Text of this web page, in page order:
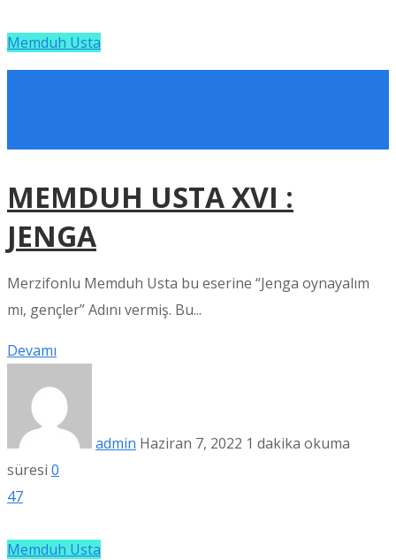
Memduh Usta
MEMDUH USTA XVI :
JENGA
Merzifonlu Memduh Usta bu eserine “Jenga oynayalım
mı, gençler” Adını vermiş. Bu...
Devamı
admin Haziran 7, 2022 1 dakika okuma
süresi 0
47
Memduh Usta